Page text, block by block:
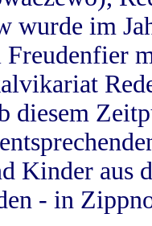
wurde im
Freudenfier
diesem
Kinder aus
- in